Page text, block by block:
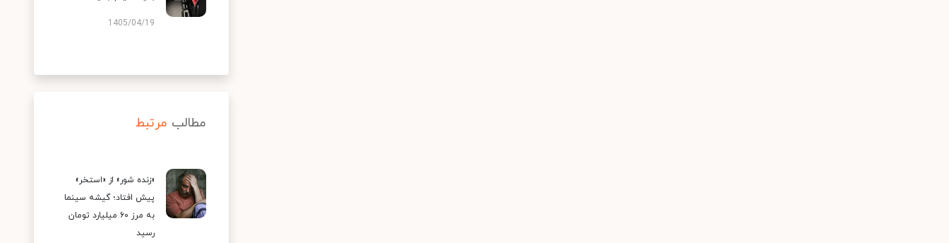
1405/04/19
مطالب مرتبط
«زنده شور» از «استخر»
پیش افتاد؛ گیشه سینما
به مرز ۶۰ میلیارد تومان
رسید